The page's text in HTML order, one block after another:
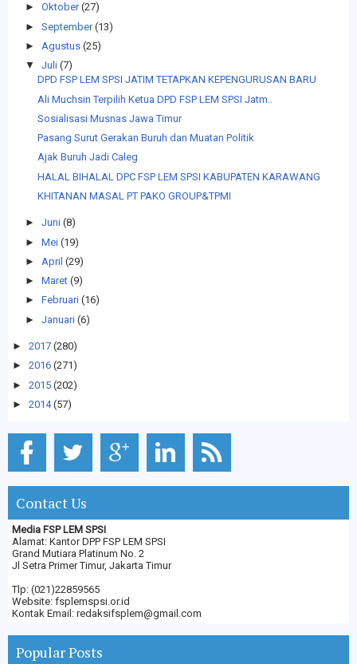
► Oktober (27)
► September (13)
► Agustus (25)
▼
Juli (7)
DPD FSP LEM SPSI JATIM TETAPKAN KEPENGURUSAN BARU
Ali Muchsin Terpilih Ketua DPD FSP LEM SPSI Jatm..
Sosialisasi Musnas Jawa Timur
Pasang Surut Gerakan Buruh dan Muatan Politik
Ajak Buruh Jadi Caleg
HALAL BIHALAL DPC FSP LEM SPSI KABUPATEN KARAWANG
KHITANAN MASAL PT PAKO GROUP&TPMI
► Juni (8)
► Mei (19)
► April (29)
► Maret (9)
► Februari (16)
► Januari (6)
► 2017 (280)
► 2016 (271)
► 2015 (202)
► 2014 (57)
Contact Us
Media FSP LEM SPSI
Alamat: Kantor DPP FSP LEM SPSI
Grand Mutiara Platinum No. 2
Jl Setra Primer Timur, Jakarta Timur
Tlp: (021)22859565
Website: fsplemspsi.or.id
Kontak Email: redaksifsplem@gmail.com
Popular Posts